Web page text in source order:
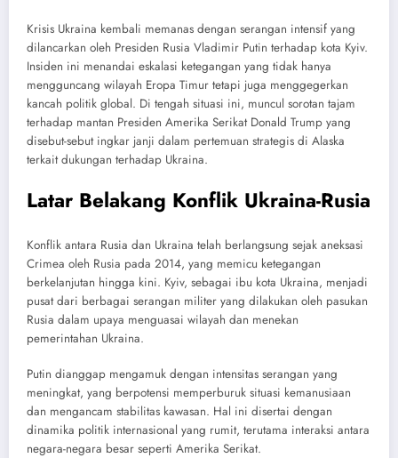
Krisis Ukraina kembali memanas dengan serangan intensif yang
dilancarkan oleh Presiden Rusia Vladimir Putin terhadap kota Kyiv.
Insiden ini menandai eskalasi ketegangan yang tidak hanya
mengguncang wilayah Eropa Timur tetapi juga menggegerkan
kancah politik global. Di tengah situasi ini, muncul sorotan tajam
terhadap mantan Presiden Amerika Serikat Donald Trump yang
disebut-sebut ingkar janji dalam pertemuan strategis di Alaska
terkait dukungan terhadap Ukraina.
Latar Belakang Konflik Ukraina-Rusia
Konflik antara Rusia dan Ukraina telah berlangsung sejak aneksasi
Crimea oleh Rusia pada 2014, yang memicu ketegangan
berkelanjutan hingga kini. Kyiv, sebagai ibu kota Ukraina, menjadi
pusat dari berbagai serangan militer yang dilakukan oleh pasukan
Rusia dalam upaya menguasai wilayah dan menekan
pemerintahan Ukraina.
Putin dianggap mengamuk dengan intensitas serangan yang
meningkat, yang berpotensi memperburuk situasi kemanusiaan
dan mengancam stabilitas kawasan. Hal ini disertai dengan
dinamika politik internasional yang rumit, terutama interaksi antara
negara-negara besar seperti Amerika Serikat.